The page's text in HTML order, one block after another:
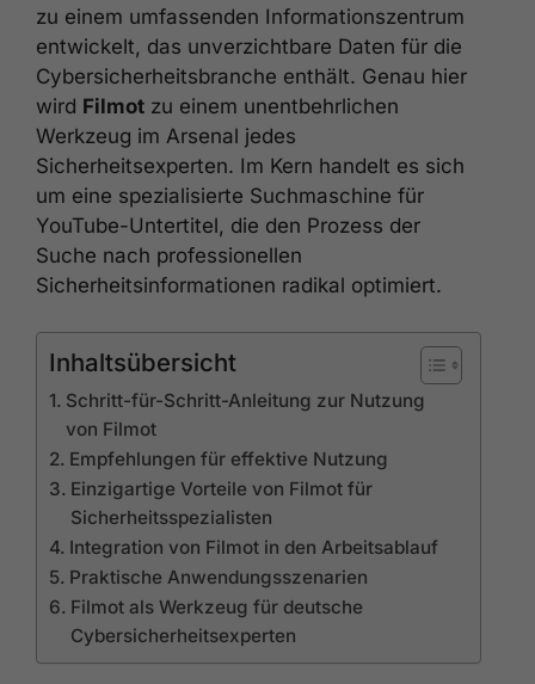
zu einem umfassenden Informationszentrum
entwickelt, das unverzichtbare Daten für die
Cybersicherheitsbranche enthält. Genau hier
wird Filmot zu einem unentbehrlichen
Werkzeug im Arsenal jedes
Sicherheitsexperten. Im Kern handelt es sich
um eine spezialisierte Suchmaschine für
YouTube-Untertitel, die den Prozess der
Suche nach professionellen
Sicherheitsinformationen radikal optimiert.
Inhaltsübersicht
Schritt-für-Schritt-Anleitung zur Nutzung
von Filmot
Empfehlungen für effektive Nutzung
Einzigartige Vorteile von Filmot für
Sicherheitsspezialisten
Integration von Filmot in den Arbeitsablauf
Praktische Anwendungsszenarien
Filmot als Werkzeug für deutsche
Cybersicherheitsexperten